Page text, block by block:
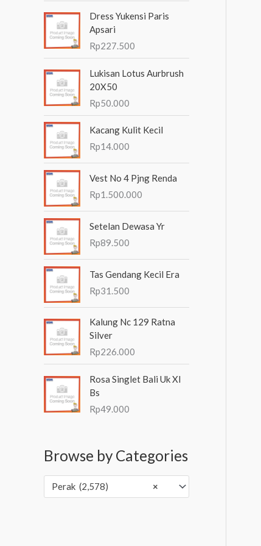
n
u
Dress Yukensi Paris
Apsari
Rp227.500
Lukisan Lotus Aurbrush
20X50
Rp50.000
Kacang Kulit Kecil
Rp14.000
Vest No 4 Pjng Renda
Rp1.500.000
Setelan Dewasa Yr
Rp89.500
Tas Gendang Kecil Era
Rp31.500
Kalung Nc 129 Ratna
Silver
Rp226.000
Rosa Singlet Bali Uk Xl
Bs
Rp49.000
Browse by Categories
×
Perak (2,578)